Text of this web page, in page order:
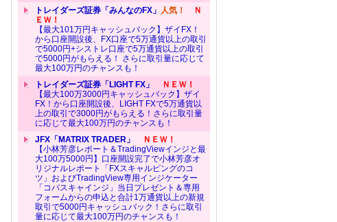
トレイダーズ証券「みんなのFX」 人気！
Ｎ
ＥＷ！
【最大101万円キャッシュバック】ザイFX！
から口座開設後、FX口座で5万通貨以上の取引
で5000円+シストレ口座で5万通貨以上の取引
で5000円がもらえる！ さらに取引量に応じて
最大100万円のチャンスも！
トレイダーズ証券「LIGHT FX」
ＮＥＷ！
【最大100万3000円キャッシュバック】ザイ
FX！から口座開設後、LIGHT FXで5万通貨以
上の取引で3000円がもらえる！さらに取引量
に応じて最大100万円のチャンスも！
JFX「MATRIX TRADER」
ＮＥＷ！
【小林芳彦レポート＆TradingViewインジと最
大100万5000円】口座開設完了で小林芳彦オ
リジナルレポート「FXスキャルピングのコ
ツ」およびTradingView専用インジケーター
「コバスキャインジ」当日プレゼント＆専用
フォームからの申込と合計1万通貨以上の新規
取引で5000円キャッシュバック！さらに取引
量に応じて最大100万円のチャンスも！